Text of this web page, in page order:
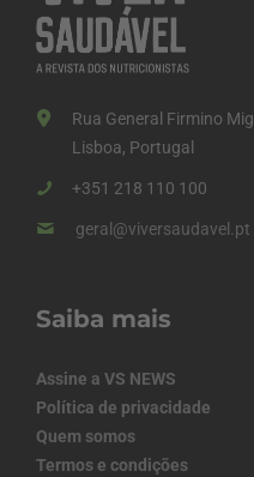
Rua General Firmino
Lisboa, Portugal
+351 218 110 100
geral@viversaudavel.pt
Saiba mais
Assine a VS NEWS
Política de privacidade
Quem somos
Termos e condições